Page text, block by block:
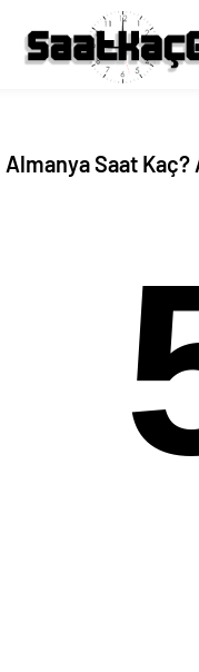
Almanya Saat Kaç?